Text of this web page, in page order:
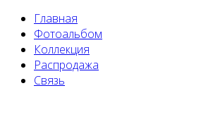
Главная
Фотоальбом
Коллекция
Распродажа
Связь